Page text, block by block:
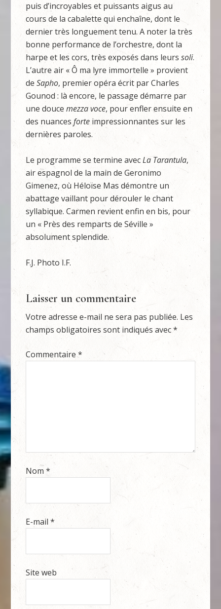
puis d’incroyables et puissants aigus au
cours de la cabalette qui enchaîne, dont le
dernier très longuement tenu. A noter la très
bonne performance de l’orchestre, dont la
harpe et les cors, très exposés dans leurssoli.
L’autre air « Ô ma lyre immortelle » provient
deSapho, premier opéra écrit par Charles
Gounod : là encore, le passage démarre par
une doucemezza voce, pour enfler ensuite en
des nuancesforte impressionnantes sur les
dernières paroles.
Le programme se termine avecLa Tarantula,
air espagnol de la main de Geronimo
Gimenez, où Héloïse Mas démontre un
abattage vaillant pour dérouler le chant
syllabique. Carmen revient enfin en bis, pour
un « Près des remparts de Séville »
absolument splendide.
F.J. Photo I.F.
Laisser un commentaire
Votre adresse e-mail ne sera pas publiée. Les
champs obligatoires sont indiqués avec*
Commentaire*
Nom*
E-mail*
Site web